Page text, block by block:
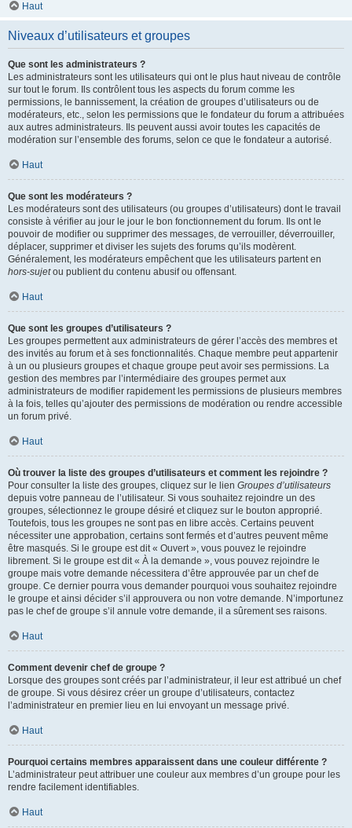
Haut
Niveaux d’utilisateurs et groupes
Que sont les administrateurs ?
Les administrateurs sont les utilisateurs qui ont le plus haut niveau de contrôle
sur tout le forum. Ils contrôlent tous les aspects du forum comme les
permissions, le bannissement, la création de groupes d’utilisateurs ou de
modérateurs, etc., selon les permissions que le fondateur du forum a attribuées
aux autres administrateurs. Ils peuvent aussi avoir toutes les capacités de
modération sur l’ensemble des forums, selon ce que le fondateur a autorisé.
Haut
Que sont les modérateurs ?
Les modérateurs sont des utilisateurs (ou groupes d’utilisateurs) dont le travail
consiste à vérifier au jour le jour le bon fonctionnement du forum. Ils ont le
pouvoir de modifier ou supprimer des messages, de verrouiller, déverrouiller,
déplacer, supprimer et diviser les sujets des forums qu’ils modèrent.
Généralement, les modérateurs empêchent que les utilisateurs partent en
hors-sujetou publient du contenu abusif ou offensant.
Haut
Que sont les groupes d’utilisateurs ?
Les groupes permettent aux administrateurs de gérer l’accès des membres et
des invités au forum et à ses fonctionnalités. Chaque membre peut appartenir
à un ou plusieurs groupes et chaque groupe peut avoir ses permissions. La
gestion des membres par l’intermédiaire des groupes permet aux
administrateurs de modifier rapidement les permissions de plusieurs membres
à la fois, telles qu’ajouter des permissions de modération ou rendre accessible
un forum privé.
Haut
Où trouver la liste des groupes d’utilisateurs et comment les rejoindre ?
Pour consulter la liste des groupes, cliquez sur le lien Groupes d’utilisateurs
depuis votre panneau de l’utilisateur. Si vous souhaitez rejoindre un des
groupes, sélectionnez le groupe désiré et cliquez sur le bouton approprié.
Toutefois, tous les groupes ne sont pas en libre accès. Certains peuvent
nécessiter une approbation, certains sont fermés et d’autres peuvent même
être masqués. Si le groupe est dit « Ouvert », vous pouvez le rejoindre
librement. Si le groupe est dit « À la demande », vous pouvez rejoindre le
groupe mais votre demande nécessitera d’être approuvée par un chef de
groupe. Ce dernier pourra vous demander pourquoi vous souhaitez rejoindre
le groupe et ainsi décider s’il approuvera ou non votre demande. N’importunez
pas le chef de groupe s’il annule votre demande, il a sûrement ses raisons.
Haut
Comment devenir chef de groupe ?
Lorsque des groupes sont créés par l’administrateur, il leur est attribué un chef
de groupe. Si vous désirez créer un groupe d’utilisateurs, contactez
l’administrateur en premier lieu en lui envoyant un message privé.
Haut
Pourquoi certains membres apparaissent dans une couleur différente ?
L’administrateur peut attribuer une couleur aux membres d’un groupe pour les
rendre facilement identifiables.
Haut